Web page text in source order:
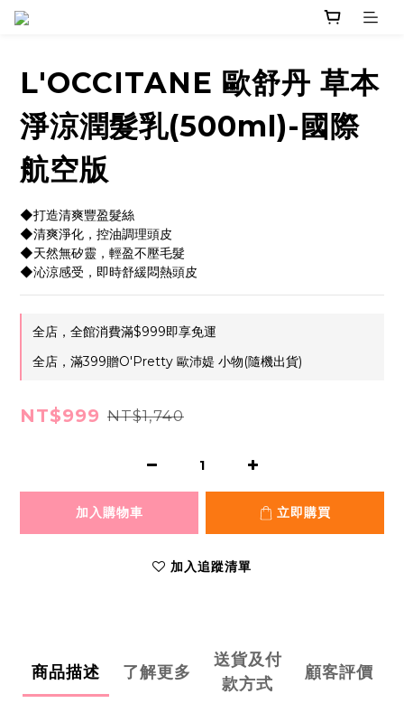
L'OCCITANE 歐舒丹 草本
淨涼潤髮乳(500ml)-國際
航空版
◆打造清爽豐盈髮絲
◆清爽淨化，控油調理頭皮
◆天然無矽靈，輕盈不壓毛髮
◆沁涼感受，即時舒緩悶熱頭皮
全店，全館消費滿$999即享免運
全店，滿399贈O'Pretty 歐沛媞 小物(隨機出貨)
NT$999 NT$1,740
加入購物車 立即購買
加入追蹤清單
商品描述 了解更多
送貨及付
款方式
顧客評價